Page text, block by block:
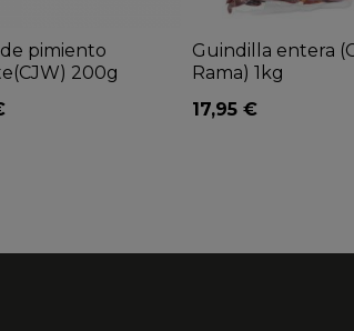
pimiento
200g
Guindilla entera
Rama) 1kg
17,95 €